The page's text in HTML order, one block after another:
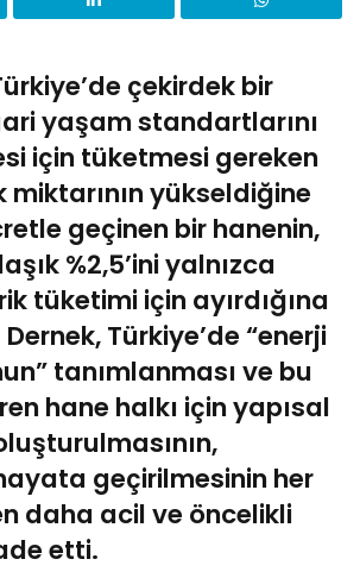
çekirdek bir
yaşam standartlarını
için tüketmesi gereken
miktarının yükseldiğine
geçinen bir hanenin,
%2,5’ini yalnızca
tüketimi için ayırdığına
Türkiye’de “enerji
tanımlanması ve bu
hane halkı için yapısal
geçirilmesinin her
daha acil ve öncelikli
etti.